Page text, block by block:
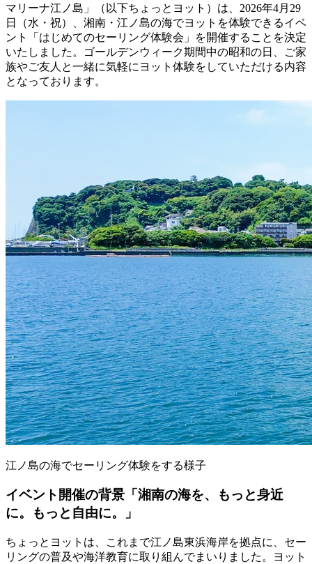
マリーナ江ノ島」（以下ちょっとヨット）は、2026年4月29
日（水・祝）、湘南・江ノ島の海でヨットを体験できるイベ
ント「はじめてのセーリング体験会」を開催することを決定
いたしました。ゴールデンウィーク期間中の昭和の日、ご家
族やご友人と一緒に気軽にヨット体験をしていただける内容
となっております。
江ノ島の海でセーリング体験をする様子
イベント開催の背景「湘南の海を、もっと身近
に。もっと自由に。」
ちょっとヨットは、これまで江ノ島東浜海岸を拠点に、セー
リングの普及や海洋教育に取り組んでまいりました。ヨット